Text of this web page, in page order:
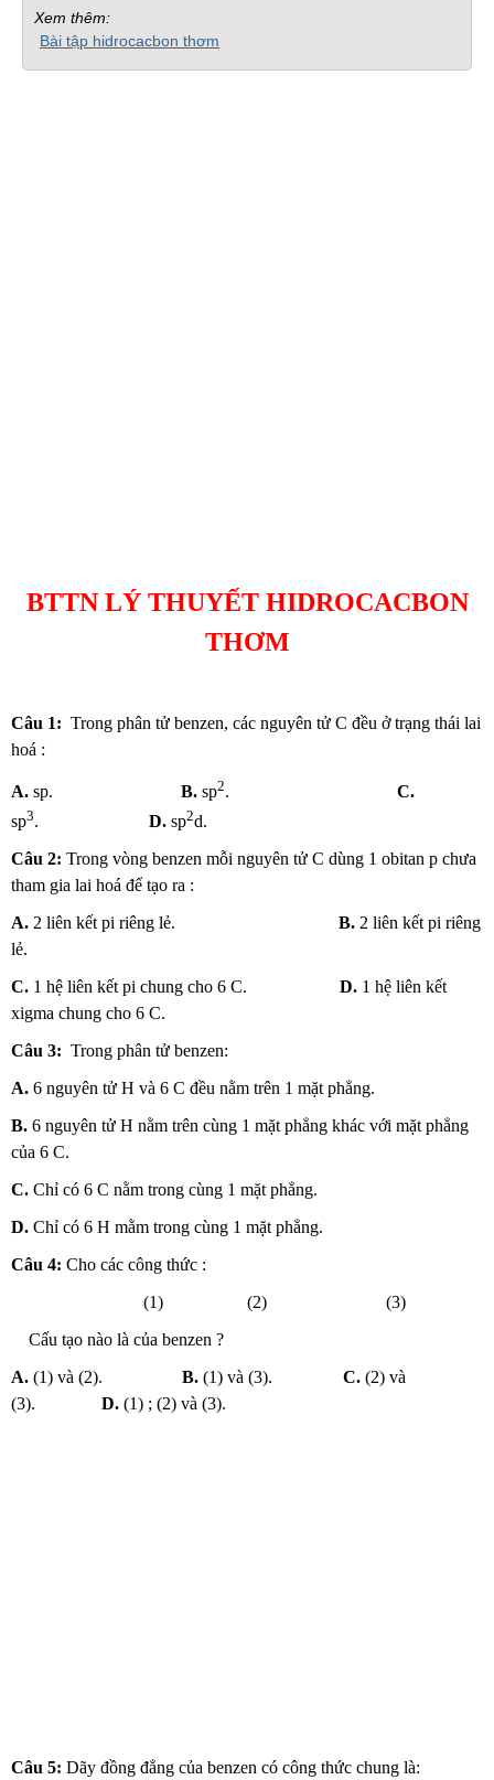
Xem thêm:
Bài tập hidrocacbon thơm
BTTN LÝ THUYẾT HIDROCACBON
THƠM
Câu 1: Trong phân tử benzen, các nguyên tử C đều ở trạng thái lai
hoá :
A. sp. B. sp2. C.
sp3. D. sp2d.
Câu 2: Trong vòng benzen mỗi nguyên tử C dùng 1 obitan p chưa
tham gia lai hoá để tạo ra :
A. 2 liên kết pi riêng lẻ. B. 2 liên kết pi riêng
lẻ.
C. 1 hệ liên kết pi chung cho 6 C. D. 1 hệ liên kết
xigma chung cho 6 C.
Câu 3: Trong phân tử benzen:
A. 6 nguyên tử H và 6 C đều nằm trên 1 mặt phẳng.
B. 6 nguyên tử H nằm trên cùng 1 mặt phẳng khác với mặt phẳng
của 6 C.
C. Chỉ có 6 C nằm trong cùng 1 mặt phẳng.
D. Chỉ có 6 H mằm trong cùng 1 mặt phẳng.
Câu 4: Cho các công thức :
(1) (2) (3)
Cấu tạo nào là của benzen ?
A. (1) và (2). B. (1) và (3). C. (2) và
(3). D. (1) ; (2) và (3).
Câu 5: Dãy đồng đẳng của benzen có công thức chung là: